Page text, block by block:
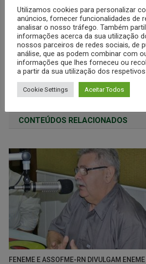
dos Oficiais
no plenário
de uma das
comissões
dos Oficiais
no plenário
de uma das
comissões
RESULTADOS DA MOBILIZAÇÃO DOS OFICIAIS EM BRASÍLIA – DF
CONTEÚDOS RELACIONADOS
FENEME E ASSOFME-RN DIVULGAM
Utilizamos cookies para personalizar
anúncios, fornecer funcionalidades de
analisar o nosso tráfego. Também
informações acerca da sua utilização
nossos parceiros de redes sociais, de
análise, que as podem combinar com
informações que lhes forneceu ou
a partir da sua utilização dos
Cookie Settings Aceitar Todos